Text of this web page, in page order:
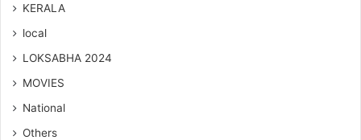
KERALA
local
LOKSABHA 2024
MOVIES
National
Others